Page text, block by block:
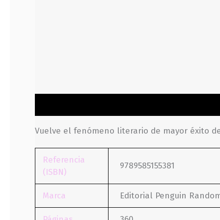
Vuelve el fenómeno literario de mayor éxito
Referencia
(ISBN)
9789585155381
Marca Editorial Penguin